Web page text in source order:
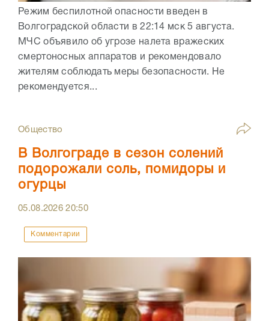
Режим беспилотной опасности введен в
Волгоградской области в 22:14 мск 5 августа.
МЧС объявило об угрозе налета вражеских
смертоносных аппаратов и рекомендовало
жителям соблюдать меры безопасности. Не
рекомендуется...
Общество
В Волгограде в сезон солений
подорожали соль, помидоры и
огурцы
05.08.202620:50
Комментарии